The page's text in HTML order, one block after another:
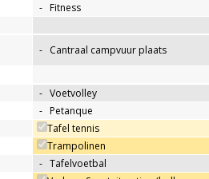
- Fitness
- Cantraal campvuur plaats
- Voetvolley
- Petanque
Tafel tennis
Trampolinen
- Tafelvoetbal